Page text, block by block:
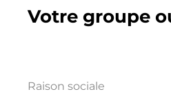
Votre groupe
Raison sociale